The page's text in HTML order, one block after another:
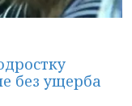
без ущерба